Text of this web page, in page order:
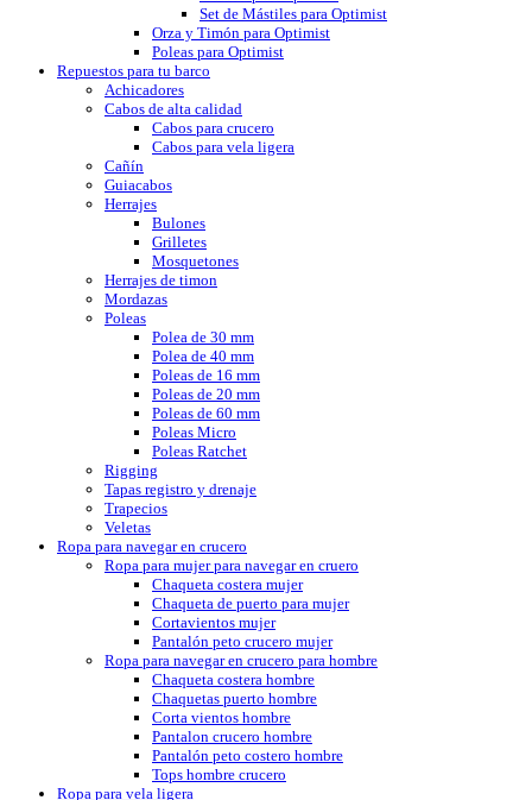
Set de Mástiles para Optimist
Orza y Timón para Optimist
Poleas para Optimist
Repuestos para tu barco
Achicadores
Cabos de alta calidad
Cabos para crucero
Cabos para vela ligera
Cañín
Guiacabos
Herrajes
Bulones
Grilletes
Mosquetones
Herrajes de timon
Mordazas
Poleas
Polea de 30 mm
Polea de 40 mm
Poleas de 16 mm
Poleas de 20 mm
Poleas de 60 mm
Poleas Micro
Poleas Ratchet
Rigging
Tapas registro y drenaje
Trapecios
Veletas
Ropa para navegar en crucero
Ropa para mujer para navegar en cruero
Chaqueta costera mujer
Chaqueta de puerto para mujer
Cortavientos mujer
Pantalón peto crucero mujer
Ropa para navegar en crucero para hombre
Chaqueta costera hombre
Chaquetas puerto hombre
Corta vientos hombre
Pantalon crucero hombre
Pantalón peto costero hombre
Tops hombre crucero
Ropa para vela ligera